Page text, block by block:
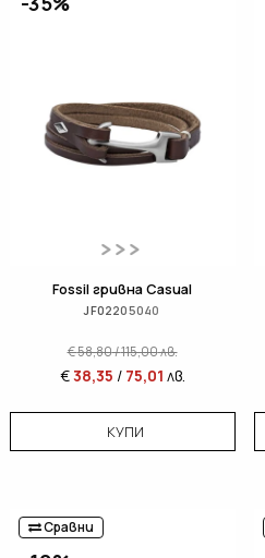
Fossil гривна Casual
JF02205040
€58,80/115,00лв.
€38,35 / 75,01 лв.
КУПИ
Сравни